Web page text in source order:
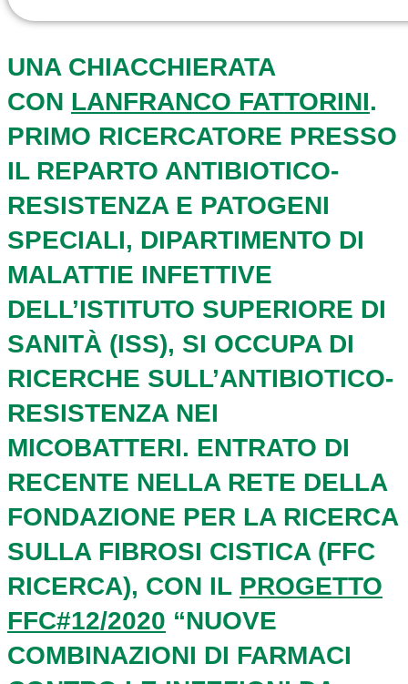
UNA CHIACCHIERATA
CON LANFRANCO FATTORINI.
PRIMO RICERCATORE PRESSO
IL REPARTO ANTIBIOTICO-
RESISTENZA E PATOGENI
SPECIALI, DIPARTIMENTO DI
MALATTIE INFETTIVE
DELL’ISTITUTO SUPERIORE DI
SANITÀ (ISS), SI OCCUPA DI
RICERCHE SULL’ANTIBIOTICO-
RESISTENZA NEI
MICOBATTERI. ENTRATO DI
RECENTE NELLA RETE DELLA
FONDAZIONE PER LA RICERCA
SULLA FIBROSI CISTICA (FFC
RICERCA), CON IL PROGETTO
FFC#12/2020 “NUOVE
COMBINAZIONI DI FARMACI